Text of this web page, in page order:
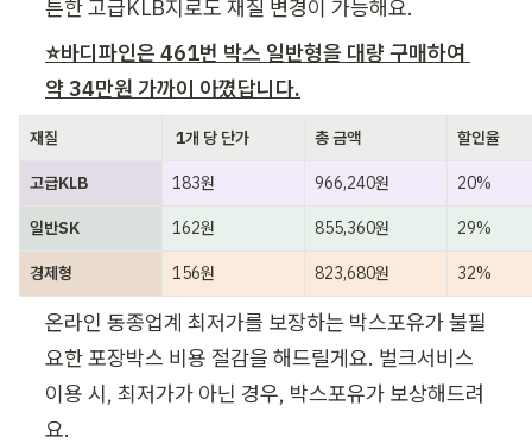
튼한 고급KLB지로도 재질 변경이 가능해요.
⭐바디파인은 461번 박스 일반형을 대량 구매하여
약 34만원 가까이 아꼈답니다.
재질 1개 당 단가 총 금액 할인율
고급KLB 183원 966,240원 20%
일반SK 162원 855,360원 29%
경제형 156원 823,680원 32%
온라인 동종업계 최저가를 보장하는 박스포유가 불필
요한 포장박스 비용 절감을 해드릴게요. 벌크서비스
이용 시, 최저가가 아닌 경우, 박스포유가 보상해드려
요.